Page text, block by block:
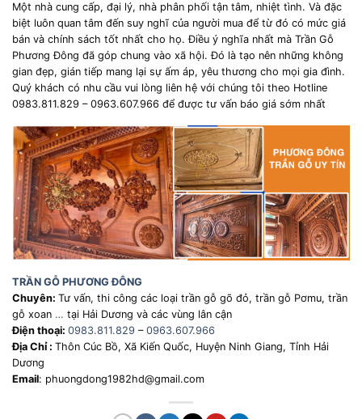
Một nhà cung cấp, đại lý, nhà phân phối tận tâm, nhiệt tình. Và đặc
biệt luôn quan tâm đến suy nghĩ của người mua để từ đó có mức giá
bán và chính sách tốt nhất cho họ. Điều ý nghĩa nhất mà Trần Gỗ
Phương Đông đã góp chung vào xã hội. Đó là tạo nên những không
gian đẹp, gián tiếp mang lại sự ấm áp, yêu thương cho mọi gia đình.
Quý khách có nhu cầu vui lòng liên hệ với chúng tôi theo Hotline
0983.811.829 – 0963.607.966 để được tư vấn báo giá sớm nhất
TRẦN GỖ PHƯƠNG ĐÔNG
Chuyên: Tư vấn, thi công các loại trần gỗ gõ đỏ, trần gỗ Pơmu, trần
gỗ xoan … tại Hải Dương và các vùng lân cận
Điện thoại: 0983.811.829 – 0963.607.966
Địa Chỉ : Thôn Cúc Bồ, Xã Kiến Quốc, Huyện Ninh Giang, Tỉnh Hải
Dương
Email: phuongdong1982hd@gmail.com